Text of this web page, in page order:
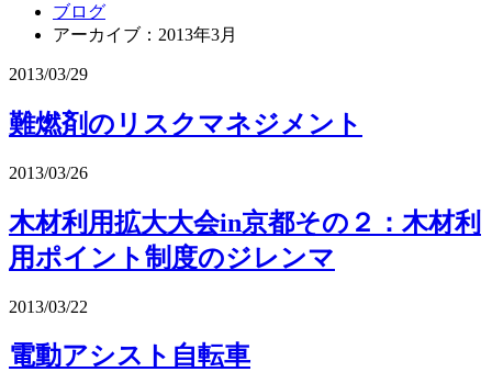
ブログ
アーカイブ：2013年3月
2013/03/29
難燃剤のリスクマネジメント
2013/03/26
木材利用拡大大会in京都その２：木材利
用ポイント制度のジレンマ
2013/03/22
電動アシスト自転車